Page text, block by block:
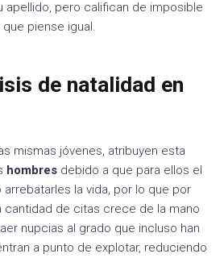
apellido, pero califican de imposible
piense igual.
de natalidad en
mismas jóvenes, atribuyen esta
hombres debido a que para ellos el
la vida, por lo que por
cantidad de citas crece de la mano
nupcias al grado que incluso han
a punto de explotar, reduciendo